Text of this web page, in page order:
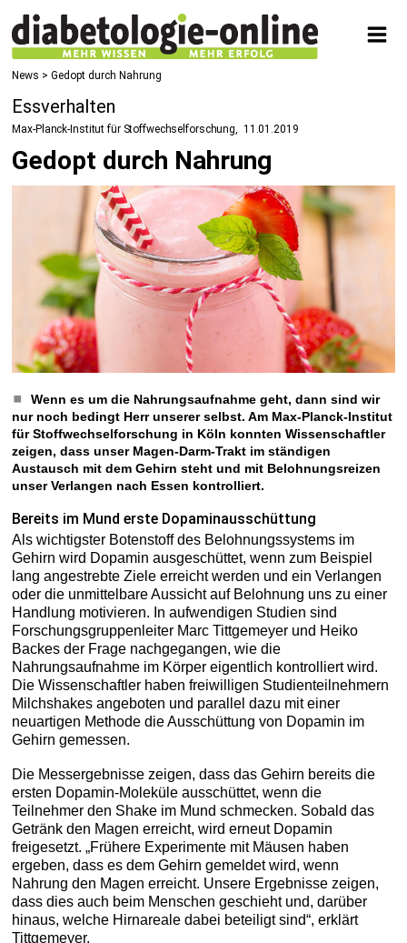
News > Gedopt durch Nahrung
Essverhalten
Max-Planck-Institut für Stoffwechselforschung 11.01.2019
Gedopt durch Nahrung
Wenn es um die Nahrungsaufnahme geht, dann sind wir
nur noch bedingt Herr unserer selbst. Am Max-Planck-Institut
für Stoffwechselforschung in Köln konnten Wissenschaftler
zeigen, dass unser Magen-Darm-Trakt im ständigen
Austausch mit dem Gehirn steht und mit Belohnungsreizen
unser Verlangen nach Essen kontrolliert.
Bereits im Mund erste Dopaminausschüttung
Als wichtigster Botenstoff des Belohnungssystems im
Gehirn wird Dopamin ausgeschüttet, wenn zum Beispiel
lang angestrebte Ziele erreicht werden und ein Verlangen
oder die unmittelbare Aussicht auf Belohnung uns zu einer
Handlung motivieren. In aufwendigen Studien sind
Forschungsgruppenleiter Marc Tittgemeyer und Heiko
Backes der Frage nachgegangen, wie die
Nahrungsaufnahme im Körper eigentlich kontrolliert wird.
Die Wissenschaftler haben freiwilligen Studienteilnehmern
Milchshakes angeboten und parallel dazu mit einer
neuartigen Methode die Ausschüttung von Dopamin im
Gehirn gemessen.
Die Messergebnisse zeigen, dass das Gehirn bereits die
ersten Dopamin-Moleküle ausschüttet, wenn die
Teilnehmer den Shake im Mund schmecken. Sobald das
Getränk den Magen erreicht, wird erneut Dopamin
freigesetzt. „Frühere Experimente mit Mäusen haben
ergeben, dass es dem Gehirn gemeldet wird, wenn
Nahrung den Magen erreicht. Unsere Ergebnisse zeigen,
dass dies auch beim Menschen geschieht und, darüber
hinaus, welche Hirnareale dabei beteiligt sind“, erklärt
Tittgemeyer.